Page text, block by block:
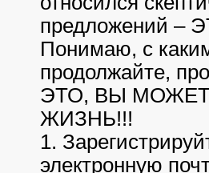
предложений
Понимаю, с
продолжайте,
ЭТО, ВЫ
ЖИЗНЬ!!!
1.
электронную